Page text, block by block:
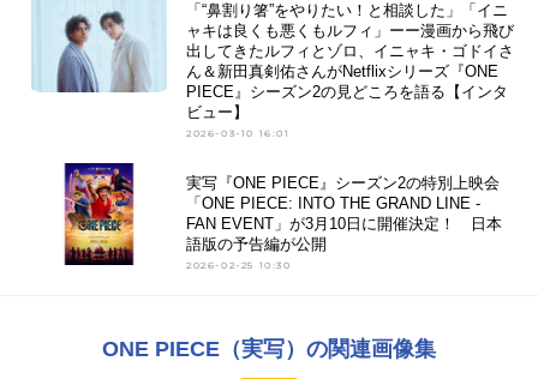
「“鼻割り箸”をやりたい！と相談した」「イニ
ャキは良くも悪くもルフィ」ーー漫画から飛び
出してきたルフィとゾロ、イニャキ・ゴドイさ
ん＆新田真剣佑さんがNetflixシリーズ『ONE
PIECE』シーズン2の見どころを語る【インタ
ビュー】
2026-03-10 16:01
実写『ONE PIECE』シーズン2の特別上映会
「ONE PIECE: INTO THE GRAND LINE -
FAN EVENT」が3月10日に開催決定！ 日本
語版の予告編が公開
2026-02-25 10:30
ONE PIECE（実写）の関連画像集